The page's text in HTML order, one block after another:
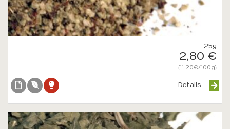
25g
2,80 €
{11.20€/100g}
Details